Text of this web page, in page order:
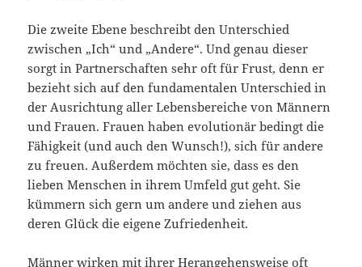
Die zweite Ebene beschreibt den Unterschied
zwischen „Ich“ und „Andere“. Und genau dieser
sorgt in Partnerschaften sehr oft für Frust, denn er
bezieht sich auf den fundamentalen Unterschied in
der Ausrichtung aller Lebensbereiche von Männern
und Frauen. Frauen haben evolutionär bedingt die
Fähigkeit (und auch den Wunsch!), sich für andere
zu freuen. Außerdem möchten sie, dass es den
lieben Menschen in ihrem Umfeld gut geht. Sie
kümmern sich gern um andere und ziehen aus
deren Glück die eigene Zufriedenheit.
Männer wirken mit ihrer Herangehensweise oft